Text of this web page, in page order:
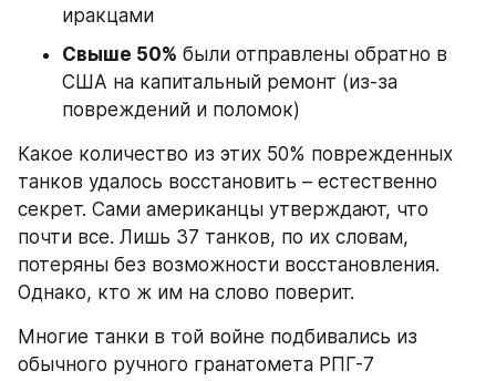
иракцами
Свыше 50% были отправлены обратно в
США на капитальный ремонт (из-за
повреждений и поломок)
Какое количество из этих 50% поврежденных
танков удалось восстановить – естественно
секрет. Сами американцы утверждают, что
почти все. Лишь 37 танков, по их словам,
потеряны без возможности восстановления.
Однако, кто ж им на слово поверит.
Многие танки в той войне подбивались из
обычного ручного гранатомета РПГ-7